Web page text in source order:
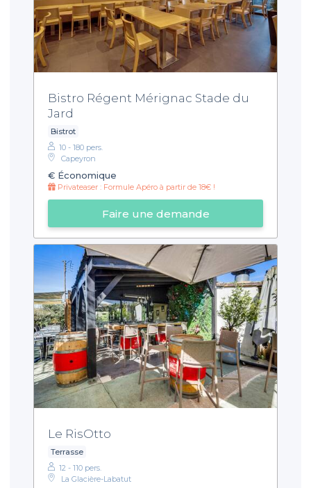
Bistro Régent Mérignac Stade du
Jard
Bistrot
10 - 180 pers.
Capeyron
€ Économique
Privateaser : Formule Apéro à partir de 18€ !
Faire une demande
Le RisOtto
Terrasse
12 - 110 pers.
La Glacière-Labatut